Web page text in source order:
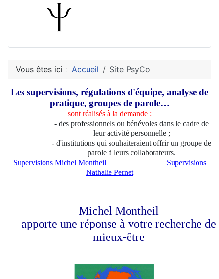
Vous êtes ici : Accueil Site PsyCo
Les supervisions, régulations d'équipe, analyse de
pratique, groupes de parole…
sont réalisés à la demande :
- des professionnels ou bénévoles dans le cadre de
leur activité personnelle ;
- d'institutions qui souhaiteraient offrir un groupe de
parole à leurs collaborateurs.
Supervisions Michel Montheil
Supervisions
Nathalie Pernet
Michel Montheil
apporte une réponse à votre recherche de
mieux-être